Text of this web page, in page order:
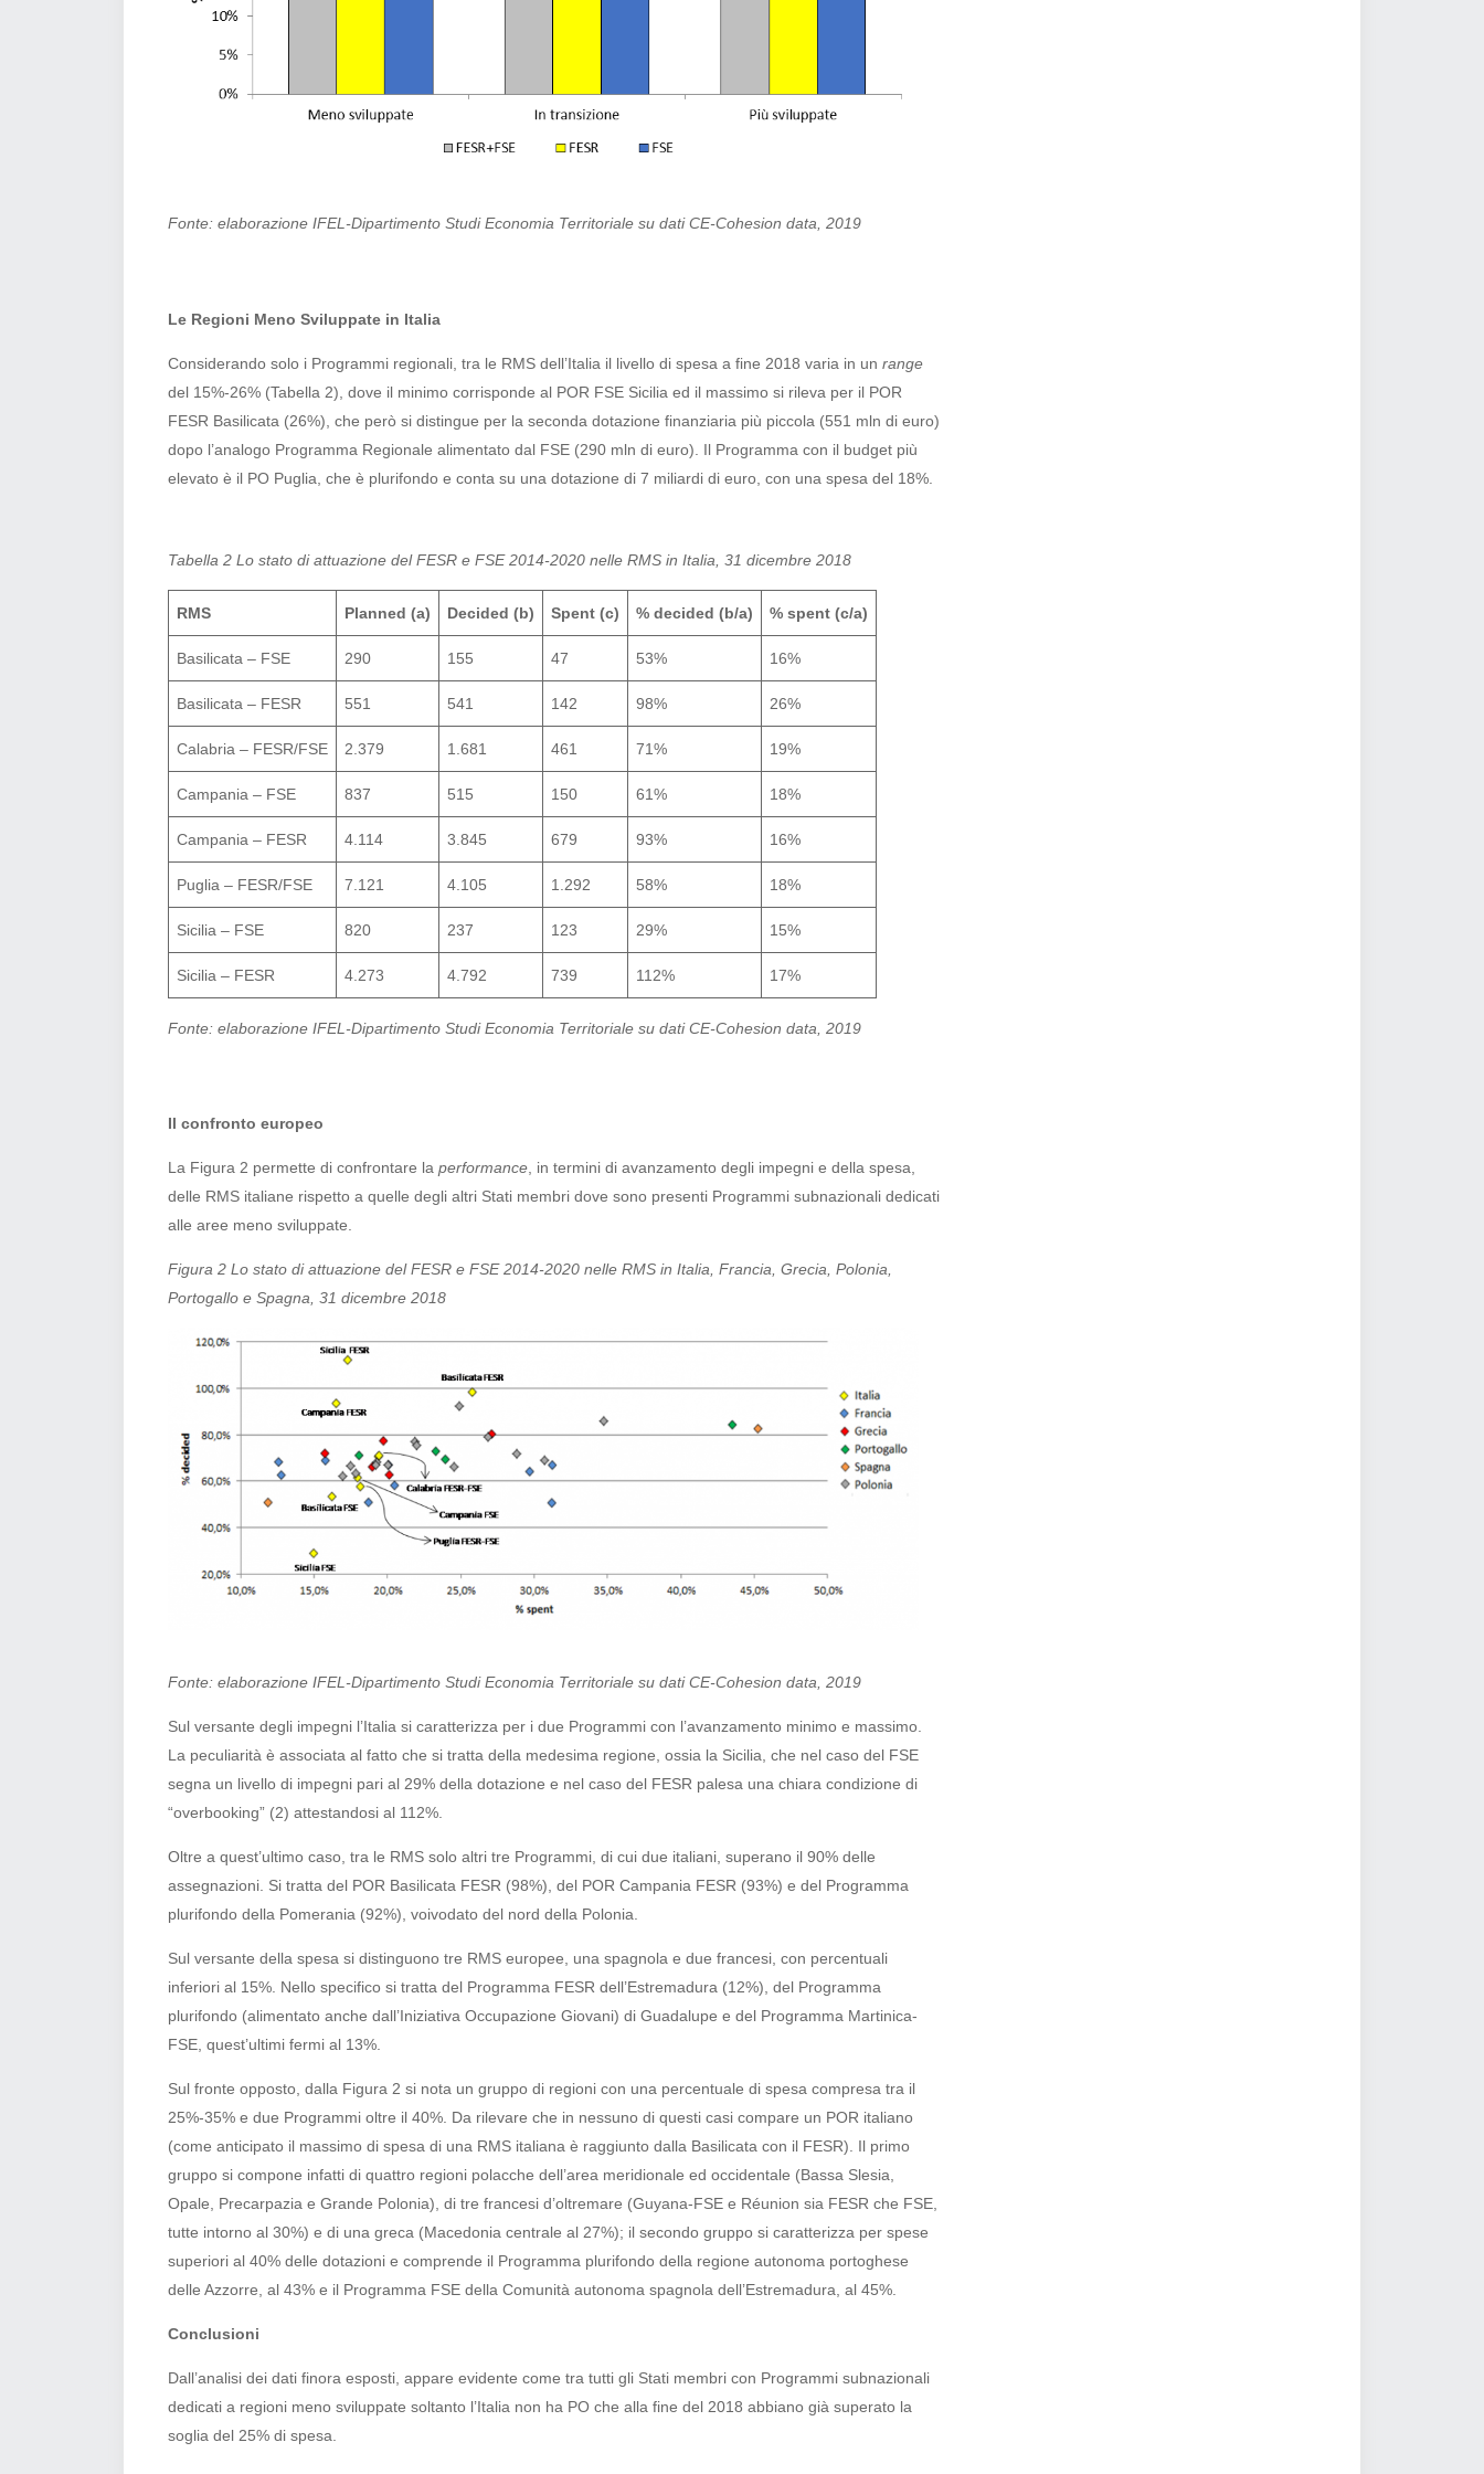
Fonte: elaborazione IFEL-Dipartimento Studi Economia Territoriale su dati CE-Cohesion data, 2019
Le Regioni Meno Sviluppate in Italia
Considerando solo i Programmi regionali, tra le RMS dell’Italia il livello di spesa a fine 2018 varia in un range
del 15%-26% (Tabella 2), dove il minimo corrisponde al POR FSE Sicilia ed il massimo si rileva per il POR
FESR Basilicata (26%), che però si distingue per la seconda dotazione finanziaria più piccola (551 mln di euro)
dopo l’analogo Programma Regionale alimentato dal FSE (290 mln di euro). Il Programma con il budget più
elevato è il PO Puglia, che è plurifondo e conta su una dotazione di 7 miliardi di euro, con una spesa del 18%.
Tabella 2 Lo stato di attuazione del FESR e FSE 2014-2020 nelle RMS in Italia, 31 dicembre 2018
RMS Planned (a) Decided (b) Spent (c) % decided (b/a) % spent (c/a)
Basilicata – FSE 290 155 47 53% 16%
Basilicata – FESR 551 541 142 98% 26%
Calabria – FESR/FSE 2.379 1.681 461 71% 19%
Campania – FSE 837 515 150 61% 18%
Campania – FESR 4.114 3.845 679 93% 16%
Puglia – FESR/FSE 7.121 4.105 1.292 58% 18%
Sicilia – FSE 820 237 123 29% 15%
Sicilia – FESR 4.273 4.792 739 112% 17%
Fonte: elaborazione IFEL-Dipartimento Studi Economia Territoriale su dati CE-Cohesion data, 2019
Il confronto europeo
La Figura 2 permette di confrontare la performance , in termini di avanzamento degli impegni e della spesa,
delle RMS italiane rispetto a quelle degli altri Stati membri dove sono presenti Programmi subnazionali dedicati
alle aree meno sviluppate.
Figura 2 Lo stato di attuazione del FESR e FSE 2014-2020 nelle RMS in Italia, Francia, Grecia, Polonia,
Portogallo e Spagna, 31 dicembre 2018
Fonte: elaborazione IFEL-Dipartimento Studi Economia Territoriale su dati CE-Cohesion data, 2019
Sul versante degli impegni l’Italia si caratterizza per i due Programmi con l’avanzamento minimo e massimo.
La peculiarità è associata al fatto che si tratta della medesima regione, ossia la Sicilia, che nel caso del FSE
segna un livello di impegni pari al 29% della dotazione e nel caso del FESR palesa una chiara condizione di
“overbooking” (2) attestandosi al 112%.
Oltre a quest’ultimo caso, tra le RMS solo altri tre Programmi, di cui due italiani, superano il 90% delle
assegnazioni. Si tratta del POR Basilicata FESR (98%), del POR Campania FESR (93%) e del Programma
plurifondo della Pomerania (92%), voivodato del nord della Polonia.
Sul versante della spesa si distinguono tre RMS europee, una spagnola e due francesi, con percentuali
inferiori al 15%. Nello specifico si tratta del Programma FESR dell’Estremadura (12%), del Programma
plurifondo (alimentato anche dall’Iniziativa Occupazione Giovani) di Guadalupe e del Programma Martinica-
FSE, quest’ultimi fermi al 13%.
Sul fronte opposto, dalla Figura 2 si nota un gruppo di regioni con una percentuale di spesa compresa tra il
25%-35% e due Programmi oltre il 40%. Da rilevare che in nessuno di questi casi compare un POR italiano
(come anticipato il massimo di spesa di una RMS italiana è raggiunto dalla Basilicata con il FESR). Il primo
gruppo si compone infatti di quattro regioni polacche dell’area meridionale ed occidentale (Bassa Slesia,
Opale, Precarpazia e Grande Polonia), di tre francesi d’oltremare (Guyana-FSE e Réunion sia FESR che FSE,
tutte intorno al 30%) e di una greca (Macedonia centrale al 27%); il secondo gruppo si caratterizza per spese
superiori al 40% delle dotazioni e comprende il Programma plurifondo della regione autonoma portoghese
delle Azzorre, al 43% e il Programma FSE della Comunità autonoma spagnola dell’Estremadura, al 45%.
Conclusioni
Dall’analisi dei dati finora esposti, appare evidente come tra tutti gli Stati membri con Programmi subnazionali
dedicati a regioni meno sviluppate soltanto l’Italia non ha PO che alla fine del 2018 abbiano già superato la
soglia del 25% di spesa.